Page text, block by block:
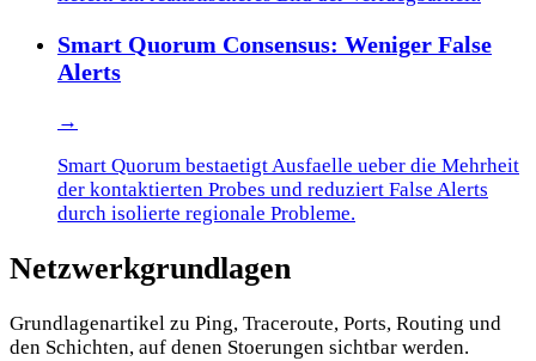
Smart Quorum Consensus: Weniger False
Alerts
→
Smart Quorum bestaetigt Ausfaelle ueber die Mehrheit
der kontaktierten Probes und reduziert False Alerts
durch isolierte regionale Probleme.
Netzwerkgrundlagen
Grundlagenartikel zu Ping, Traceroute, Ports, Routing und
den Schichten, auf denen Stoerungen sichtbar werden.